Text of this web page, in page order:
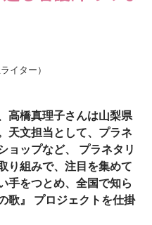
イター）
高橋真理子さんは山梨県
天文担当として、プラネ
ョップなど、 プラネタリ
り組みで、注目を集めて
手をつとめ、全国で知ら
歌』 プロジェクトを仕掛